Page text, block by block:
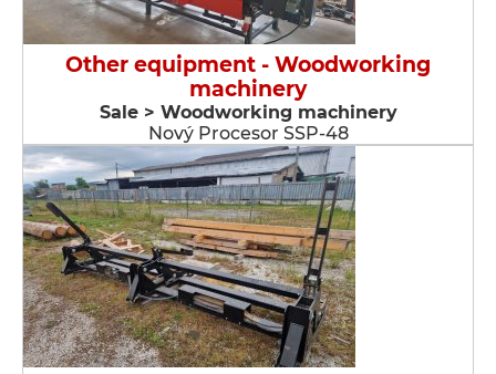
Other equipment - Woodworking
machinery
Sale > Woodworking machinery
Nový Procesor SSP-48